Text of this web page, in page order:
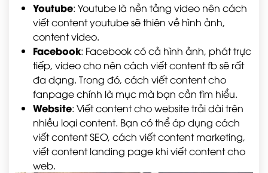
Youtube: Youtube là nền tảng video nên cách
viết content youtube sẽ thiên về hình ảnh,
content video.
Facebook: Facebook có cả hình ảnh, phát trực
tiếp, video cho nên cách viết content fb sẽ rất
đa dạng. Trong đó, cách viết content cho
fanpage chính là mục mà bạn cần tìm hiểu.
Website: Viết content cho website trải dài trên
nhiều loại content. Bạn có thể áp dụng cách
viết content SEO, cách viết content marketing,
viết content landing page khi viết content cho
web.